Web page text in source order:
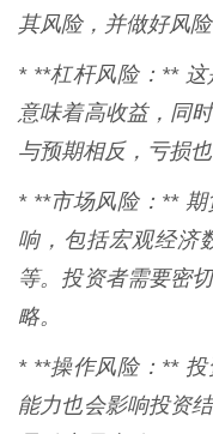
其风险，并做好风险
* **杠杆风险：**
意味着高收益，同
与预期相反，亏损也
* **市场风险：**
响，包括宏观经济
等。投资者需要密
略。
* **操作风险：**
能力也会影响投资